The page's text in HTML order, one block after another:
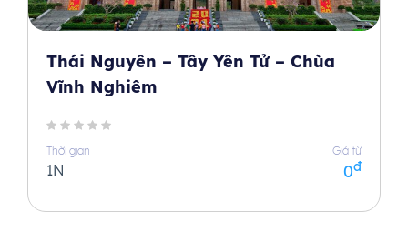
Thái Nguyên – Tây Yên Tử – Chùa
Vĩnh Nghiêm
Thời gian
1N
Giá từ
0đ